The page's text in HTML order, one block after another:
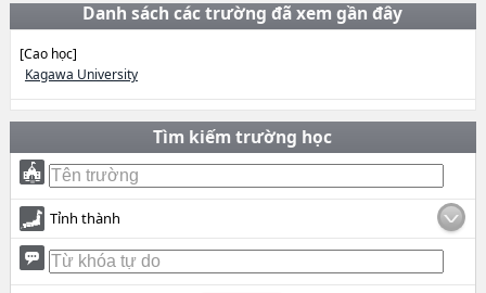
Danh sách các trường đã xem gần đây
[Cao học]
Kagawa University
Tìm kiếm trường học
Tỉnh thành